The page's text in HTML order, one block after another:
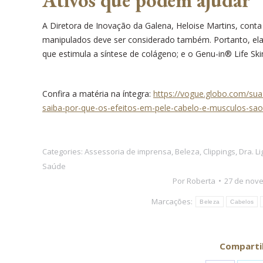
A Diretora de Inovação da Galena, Heloise Martins,
manipulados deve ser considerado também. Portanto,
que estimula a síntese de colágeno; e o Genu-in® Life
Confira a matéria na íntegra: https://vogue.globo.com/
saiba-por-que-os-efeitos-em-pele-cabelo-e-musculos-
Categories: Assessoria de imprensa Beleza Clippings Dra.
Saúde
Por Roberta
27 de
Marcações:
Beleza Cabelos